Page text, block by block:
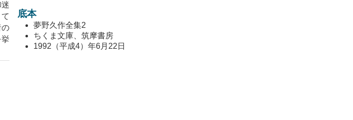
の
底本
夢野久作全集2
ちくま文庫、筑摩書房
1992（平成4）年6月22日